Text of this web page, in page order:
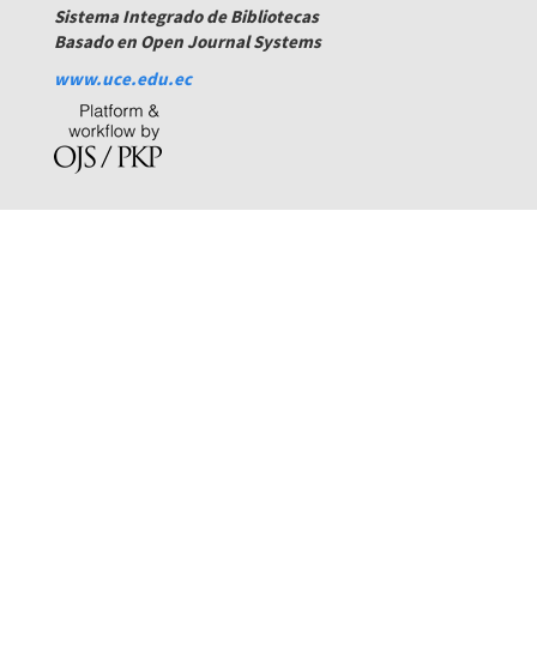
Sistema Integrado de Bibliotecas
Basado en Open Journal Systems
www.uce.edu.ec